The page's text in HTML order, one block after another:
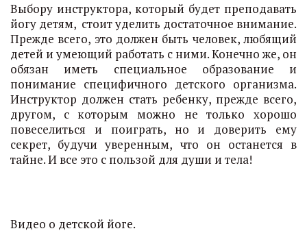
Выбору инструктора, который будет преподавать
йогу детям, стоит уделить достаточное внимание.
Прежде всего, это должен быть человек, любящий
детей и умеющий работать с ними. Конечно же, он
обязан иметь специальное образование и
понимание специфичного детского организма.
Инструктор должен стать ребенку, прежде всего,
другом, с которым можно не только хорошо
повеселиться и поиграть, но и доверить ему
секрет, будучи уверенным, что он останется в
тайне. И все это с пользой для души и тела!
Видео о детской йоге.